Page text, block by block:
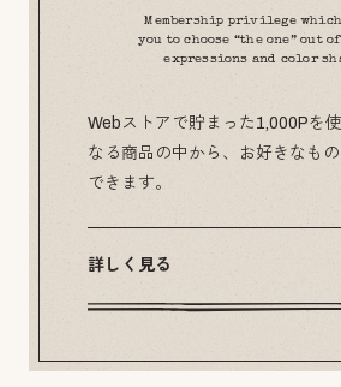
Membership privilege
you to choose “the one” out
expressions and color
Webストアで貯まった1,000Pを
なる商品の中から、お好きなも
できます。
詳しく見る